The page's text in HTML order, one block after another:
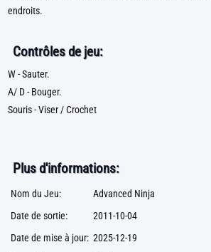
endroits.
Contrôles de jeu:
W - Sauter.
A/ D - Bouger.
Souris - Viser / Crochet
Plus d'informations:
Nom du Jeu:
Advanced Ninja
Date de sortie:
2011-10-04
Date de mise à jour: 2025-12-19